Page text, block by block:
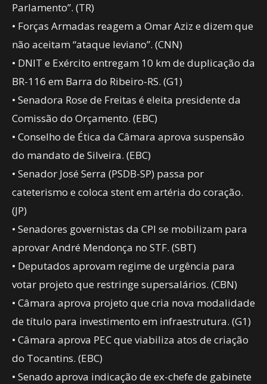
Parlamento”. (TR)
• Forças Armadas reagem a Omar Aziz e dizem que
não aceitam “ataque leviano”. (CNN)
• DNIT e Exército entregam 10 km de duplicação da
BR-116 em Barra do Ribeiro-RS. (G1)
• Senadora Rose de Freitas é eleita presidente da
Comissão do Orçamento. (EBC)
• Conselho de Ética da Câmara aprova suspensão
do mandato de Silveira. (EBC)
• Senador José Serra (PSDB-SP) passa por
cateterismo e coloca stent em artéria do coração.
(JP)
• Senadores governistas da CPI se mobilizam para
aprovar André Mendonça no STF. (SBT)
• Deputados aprovam regime de urgência para
votar projeto que restringe supersalários. (CBN)
• Câmara aprova projeto que cria nova modalidade
de título para investimento em infraestrutura. (G1)
• Câmara aprova PEC que viabiliza atos de criação
do Tocantins. (EBC)
• Senado aprova indicação de ex-chefe de gabinete